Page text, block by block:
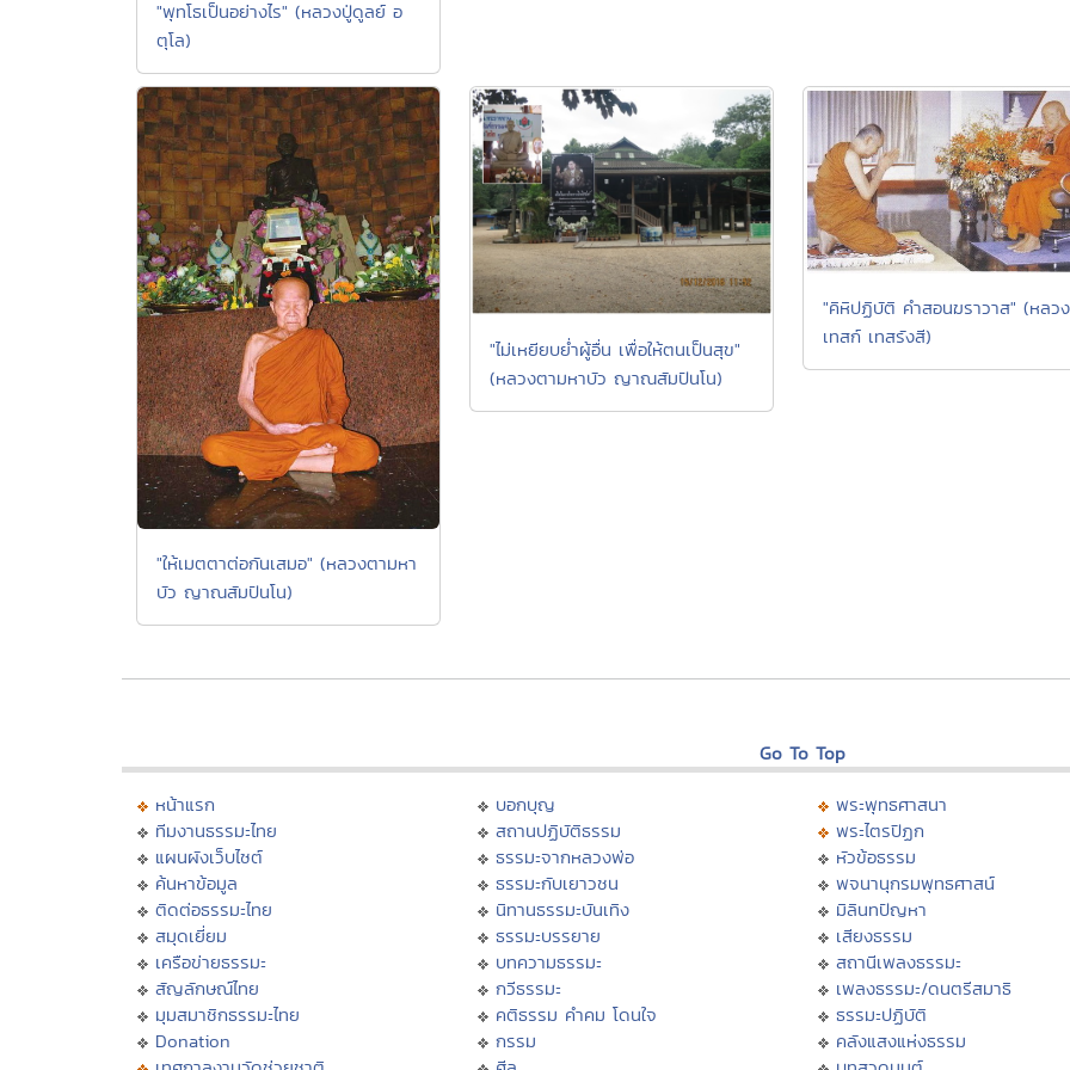
"พุทโธเป็นอย่างไร" (หลวงปู่ดูลย์ อ
ตุโล)
"ให้เมตตาต่อกันเสมอ" (หลวงตามหา
บัว ญาณสัมปันโน)
"ไม่เหยียบย่ำผู้อื่น เพื่อให้ตนเป็นสุข"
(หลวงตามหาบัว ญาณสัมปันโน)
"คิหิปฏิบัติ คำสอนฆราวาส" (หลว
เทสก์ เทสรังสี)
Go To Top
หน้าแรก
ทีมงานธรรมะไทย
แผนผังเว็บไซต์
ค้นหาข้อมูล
ติดต่อธรรมะไทย
สมุดเยี่ยม
เครือข่ายธรรมะ
สัญลักษณ์ไทย
มุมสมาชิกธรรมะไทย
Donation
บอกบุญ
สถานปฏิบัติธรรม
ธรรมะจากหลวงพ่อ
ธรรมะกับเยาวชน
นิทานธรรมะบันเทิง
ธรรมะบรรยาย
บทความธรรมะ
กวีธรรมะ
คติธรรม คำคม โดนใจ
กรรม
พระพุทธศาสนา
พระไตรปิฏก
หัวข้อธรรม
พจนานุกรมพุทธศาสน์
มิลินทปัญหา
เสียงธรรม
สถานีเพลงธรรมะ
เพลงธรรมะ/ดนตรีสมาธิ
ธรรมะปฏิบัติ
คลังแสงแห่งธรรม